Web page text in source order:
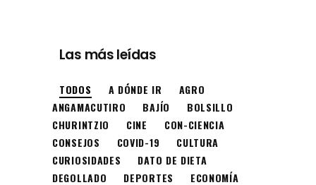
Las más leídas
TODOS A DÓNDE IR
AGRO
ANGAMACUTIRO
BAJÍO
BOLSILLO
CHURINTZIO
CINE
CON-CIENCIA
CONSEJOS
COVID-19
CULTURA
CURIOSIDADES
DATO DE DIETA
DEGOLLADO
DEPORTES ECONOMÍA